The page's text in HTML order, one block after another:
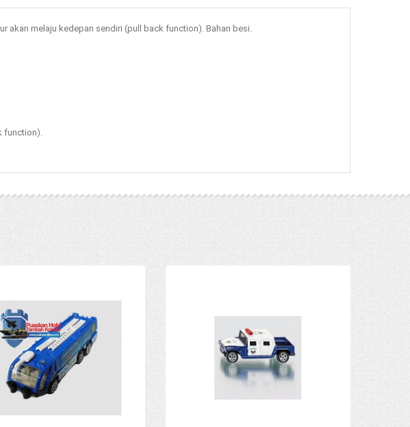
akan melaju kedepan sendiri (pull back function). Bahan besi.
function).